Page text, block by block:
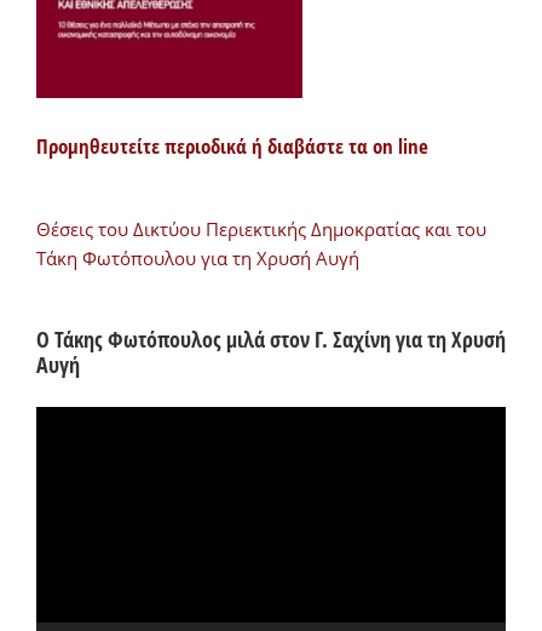
Προμηθευτείτε περιοδικά ή διαβάστε τα on line
Θέσεις του Δικτύου Περιεκτικής Δημοκρατίας και του
Τάκη Φωτόπουλου για τη Χρυσή Αυγή
Ο Τάκης Φωτόπουλος μιλά στον Γ. Σαχίνη για τη Χρυσή
Αυγή